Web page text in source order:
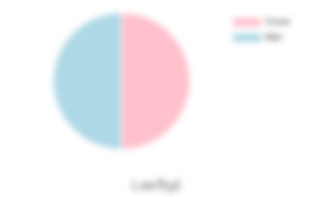
Leeftijd